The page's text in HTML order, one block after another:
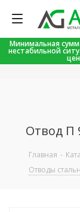
Минимальная
нестабильной
Отвод П
Главная -
Отводы